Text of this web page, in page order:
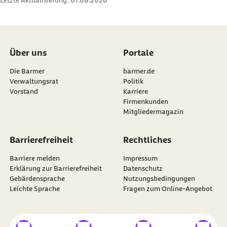
Über uns
Die Barmer
Verwaltungsrat
Vorstand
Portale
barmer.de
Politik
Karriere
Firmenkunden
Mitgliedermagazin
Barrierefreiheit
Barriere melden
Erklärung zur Barrierefreiheit
Gebärdensprache
Leichte Sprache
Rechtliches
Impressum
Datenschutz
Nutzungsbedingungen
Fragen zum Online-Angebot